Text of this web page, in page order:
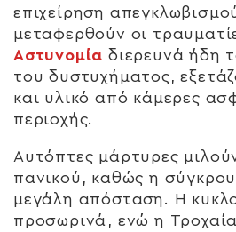
επιχείρηση
μεταφερθούν οι
Αστυνομία διερευνά ήδη
του δυστυχήματος,
και υλικό από κάμερες
περιοχής.
Αυτόπτες μάρτυρες
πανικού, καθώς η
μεγάλη απόσταση. Η
προσωρινά, ενώ η